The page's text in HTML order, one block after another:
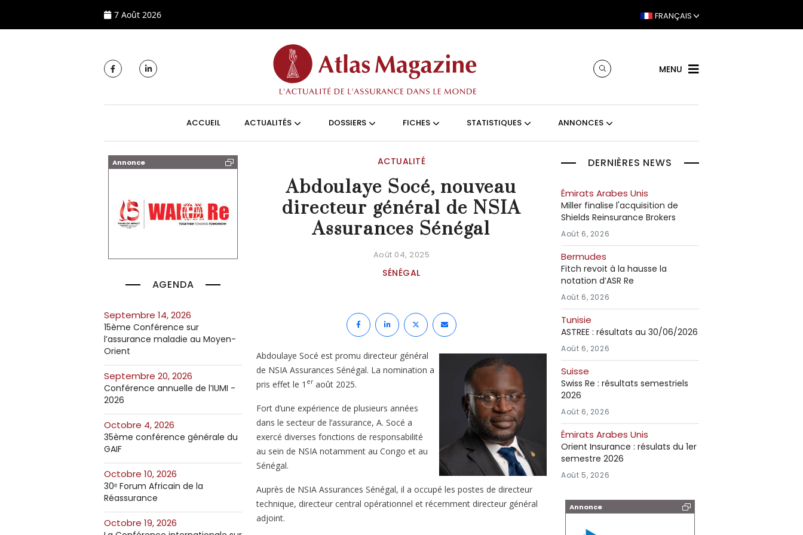
7 Août 2026 FRANÇAIS
MENU
ACCUEIL ACTUALITÉS DOSSIERS FICHES STATISTIQUES ANNONCES
Annonce
AGENDA
septembre 14, 2026
15ème Conférence sur
l’assurance maladie au Moyen-
Orient
septembre 20, 2026
Conférence annuelle de l’IUMI -
2026
octobre 4, 2026
35ème conférence générale du
GAIF
octobre 10, 2026
30ᵉ Forum Africain de la
Réassurance
octobre 19, 2026
ACTUALITÉ
Abdoulaye Socé, nouveau
directeur général de NSIA
Assurances Sénégal
Août 04, 2025
SÉNÉGAL
Abdoulaye Socé est promu directeur général
de NSIA Assurances Sénégal. La nomination a
pris effet le 1 eraoût 2025.
Fort d’une expérience de plusieurs années
dans le secteur de l’assurance, A. Socé a
exercé diverses fonctions de responsabilité
au sein de NSIA notamment au Congo et au
Sénégal.
Auprès de NSIA Assurances Sénégal, il a occupé les postes de directeur
technique, directeur central opérationnel et récemment directeur général
adjoint.
DERNIÈRES NEWS
Émirats Arabes Unis
Miller finalise l'acquisition de
Shields Reinsurance Brokers
Août 6, 2026
Bermudes
Fitch revoit à la hausse la
notation d’ASR Re
Août 6, 2026
Tunisie
ASTREE : résultats au 30/06/2026
Août 6, 2026
Suisse
Swiss Re : résultats semestriels
2026
Août 6, 2026
Émirats Arabes Unis
Orient Insurance : résulats du 1er
semestre 2026
Août 5, 2026
Annonce